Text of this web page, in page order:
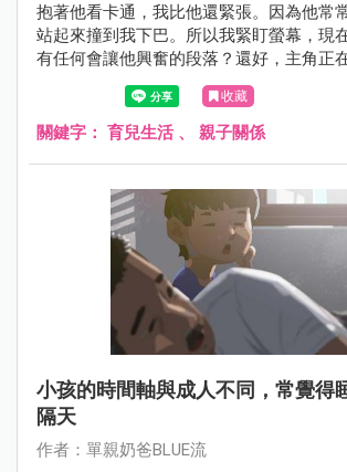
抱著他看卡通，我比他還緊張。因為他常
站起來撞到我下巴。所以我緊盯螢幕，現
有任何會讓他興奮的段落？還好，主角正
收藏
關鍵字： 育兒生活、 親子關係
小孩的時間軸與成人不同，常覺得
隔天
作者：單親奶爸BLUE流